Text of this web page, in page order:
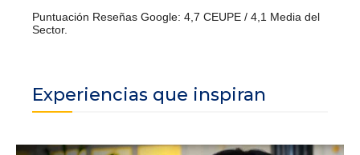
Puntuación Reseñas Google: 4,7 CEUPE / 4,1 Media del
Sector.
Experiencias que inspiran